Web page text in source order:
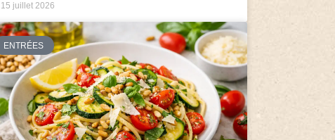
15 juillet 2026
ENTRÉES